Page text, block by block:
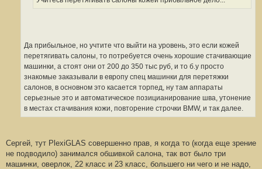
Да прибыльное, но учтите что выйти на уровень, это если кожей
перетягивать салоны, то потребуется очень хорошие стачивающие
машинки, а стоят они от 200 до 350 тыс руб, и то б.у просто
знакомые заказывали в европу спец машинки для перетяжки
салонов, в основном это касается торпед, ну там аппараты
серьезные это и автоматическое позицианирование шва, утонение
в местах стачивания кожи, повторение строчки BMW, и так далее.
Сергей, тут PlexiGLAS совершенно прав, я когда то (когда еще зрение
не подводило) занимался обшивкой салона, так вот было три
машинки, оверлок, 22 класс и 23 класс, большего ни чего и не надо,